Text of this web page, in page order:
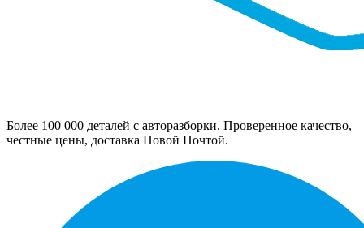
Более 100 000 деталей с авторазборки. Проверенное качество,
честные цены, доставка Новой Почтой.